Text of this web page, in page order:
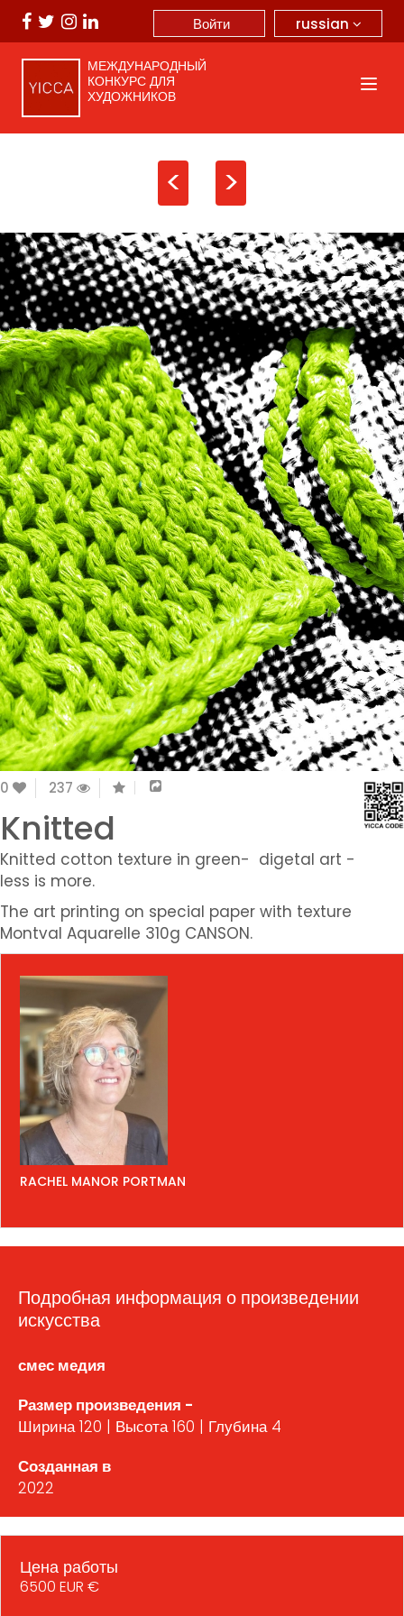
russian
Войти
МЕЖДУНАРОДНЫЙ
КОНКУРС ДЛЯ
ХУДОЖНИКОВ
< >
0 237
Knitted
Knitted cotton texture in green- digetal art -
less is more.
The art printing on special paper with texture
Montval Aquarelle 310g CANSON.
RACHEL MANOR PORTMAN
Подробная информация о произведении
искусства
смес медия
Размер произведения -
Ширина 120 | Высота 160 | Глубина 4
Созданная в
2022
Цена работы
6500 EUR €